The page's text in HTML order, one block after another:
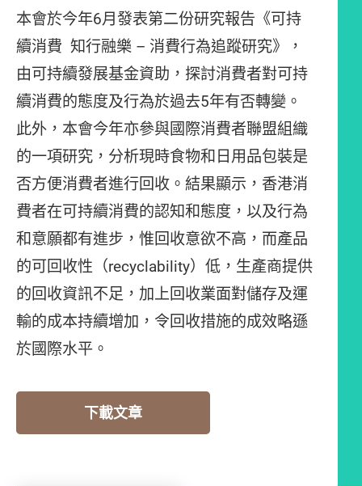
本會於今年6月發表第二份研究報告《可持
續消費 知行融樂 – 消費行為追蹤研究》，
由可持續發展基金資助，探討消費者對可持
續消費的態度及行為於過去5年有否轉變。
此外，本會今年亦參與國際消費者聯盟組織
的一項研究，分析現時食物和日用品包裝是
否方便消費者進行回收。結果顯示，香港消
費者在可持續消費的認知和態度，以及行為
和意願都有進步，惟回收意欲不高，而產品
的可回收性（recyclability）低，生產商提供
的回收資訊不足，加上回收業面對儲存及運
輸的成本持續增加，令回收措施的成效略遜
於國際水平。
下載文章